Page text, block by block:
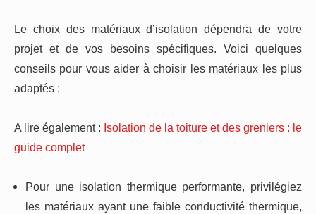
Le choix des matériaux d’isolation dépendra de votre
projet et de vos besoins spécifiques. Voici quelques
conseils pour vous aider à choisir les matériaux les plus
adaptés :
A lire également : Isolation de la toiture et des greniers : le
guide complet
Pour une isolation thermique performante, privilégiez
les matériaux ayant une faible conductivité thermique,